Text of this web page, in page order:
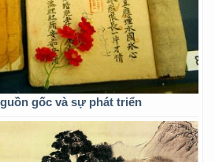
gốc và sự phát triển